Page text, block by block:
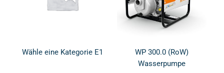
Wähle eine Kategorie E1
WP 300.0 (RoW)
Wasserpumpe